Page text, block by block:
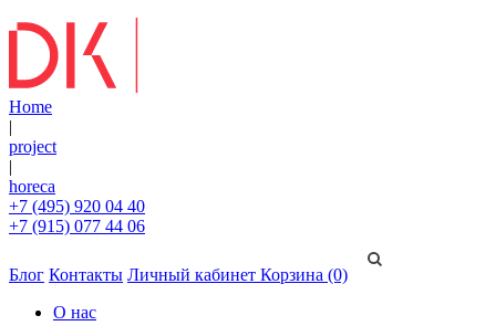
Home
|
project
|
horeca
+7 (495) 920 04 40
+7 (915) 077 44 06
Блог Контакты Личный кабинет Корзина (0)
О нас